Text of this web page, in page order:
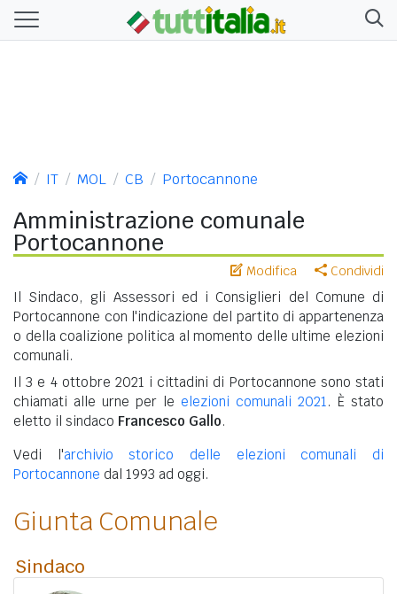
IT MOL CB Portocannone
Amministrazione comunale
Portocannone
Modifica Condividi
Il Sindaco, gli Assessori ed i Consiglieri del Comune di
Portocannone con l'indicazione del partito di appartenenza
o della coalizione politica al momento delle ultime elezioni
comunali.
Il 3 e 4 ottobre 2021 i cittadini di Portocannone sono stati
chiamati alle urne per le elezioni comunali 2021 . È stato
eletto il sindaco Francesco Gallo.
Vedi l'archivio storico delle elezioni comunali di
Portocannone dal 1993 ad oggi.
Giunta Comunale
Sindaco